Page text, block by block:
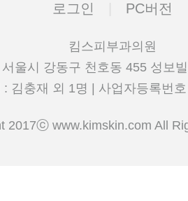
로그인 PC버전
킴스피부과의원
서울시 강동구 천호동 455 성보
: 김충재 외 1명 | 사업자등록번
2017ⓒ www.kimskin.com All